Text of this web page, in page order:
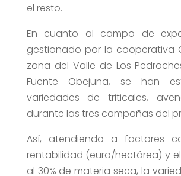
el resto.
En cuanto al campo de
gestionado por la cooperativa
zona del Valle de Los
Fuente Obejuna, se han
variedades de triticales,
durante las tres campañas del
Así, atendiendo a factores
rentabilidad (euro/hectárea) y
al 30% de materia seca, la